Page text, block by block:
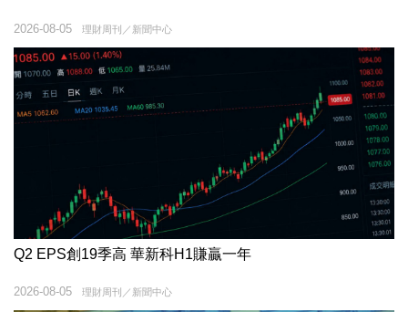
理財周刊／新聞中心
2026-08-05
Q2 EPS創19季高 華新科H1賺贏一年
理財周刊／新聞中心
2026-08-05